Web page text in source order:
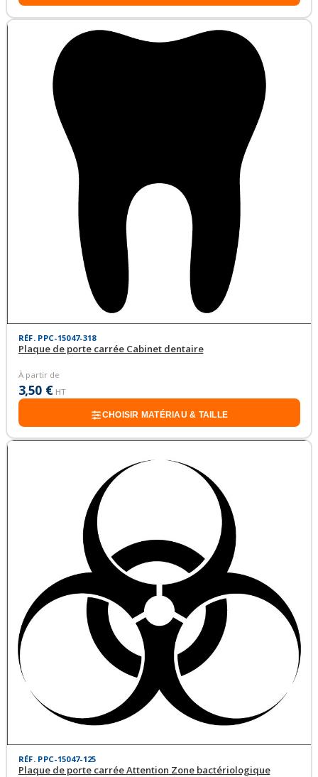
RÉF. PPC-15047-318
Plaque de porte carrée Cabinet dentaire
À partir de
3,50 € HT
CHOISIR MATÉRIAU & TAILLE
RÉF. PPC-15047-125
Plaque de porte carrée Attention Zone bactériologique